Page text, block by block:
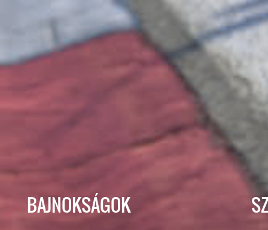
BAJNOKSÁGOK